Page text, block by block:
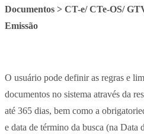
Documentos > CT-e/ CTe-OS/
Emissão
O usuário pode definir as regras e
documentos no sistema através da
até 365 dias, bem como a
e data de término da busca (na Data